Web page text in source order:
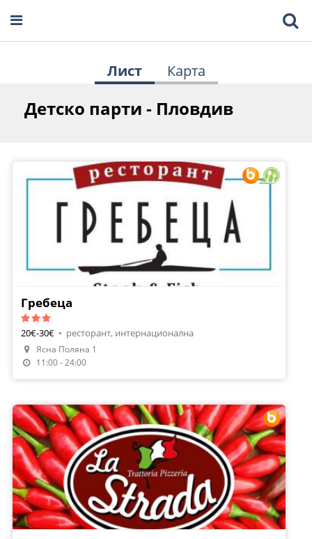
Лист Карта
Детско парти - Пловдив
Направи Резервация
Поръчай Храна
Гребеца
20€-30€ • ресторант, интернационална
Ясна Поляна 1
11:00 - 24:00